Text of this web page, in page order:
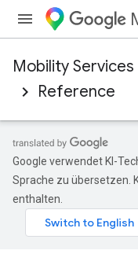
Mobility Services
Reference
Google verwendet KI-
Sprache zu übersetzen.
enthalten.